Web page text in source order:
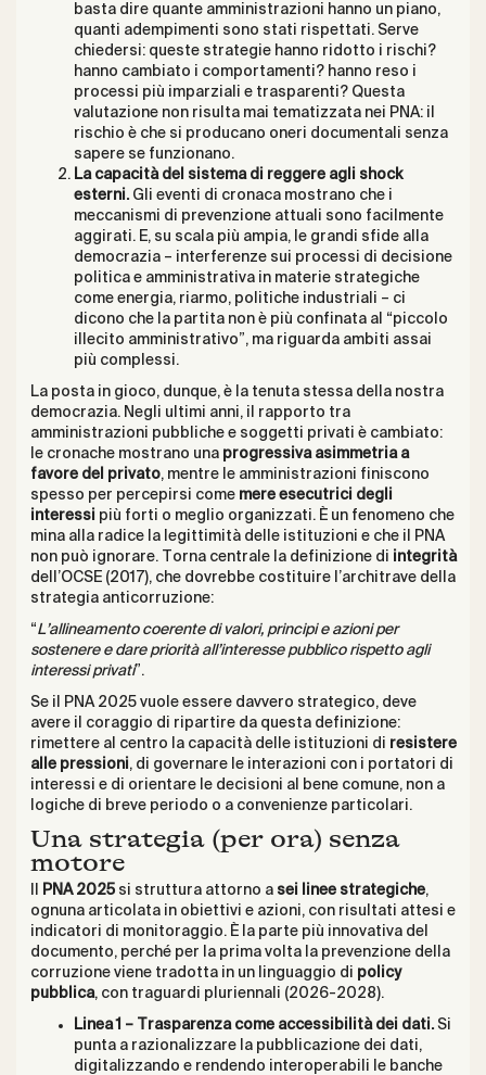
basta dire quante amministrazioni hanno un piano,
quanti adempimenti sono stati rispettati. Serve
chiedersi: queste strategie hanno ridotto i rischi?
hanno cambiato i comportamenti? hanno reso i
processi più imparziali e trasparenti? Questa
valutazione non risulta mai tematizzata nei PNA: il
rischio è che si producano oneri documentali senza
sapere se funzionano.
La capacità del sistema di reggere agli shock
esterni.Gli eventi di cronaca mostrano che i
meccanismi di prevenzione attuali sono facilmente
aggirati. E, su scala più ampia, le grandi sfide alla
democrazia – interferenze sui processi di decisione
politica e amministrativa in materie strategiche
come energia, riarmo, politiche industriali – ci
dicono che la partita non è più confinata al “piccolo
illecito amministrativo”, ma riguarda ambiti assai
più complessi.
La posta in gioco, dunque, è la tenuta stessa della nostra
democrazia. Negli ultimi anni, il rapporto tra
amministrazioni pubbliche e soggetti privati è cambiato:
le cronache mostrano una progressiva asimmetria a
favore del privato, mentre le amministrazioni finiscono
spesso per percepirsi come mere esecutrici degli
interessi più forti o meglio organizzati. È un fenomeno che
mina alla radice la legittimità delle istituzioni e che il PNA
non può ignorare. Torna centrale la definizione di integrità
dell’OCSE (2017), che dovrebbe costituire l’architrave della
strategia anticorruzione:
“L’allineamento coerente di valori, principi e azioni per
sostenere e dare priorità all’interesse pubblico rispetto agli
interessi privati”.
Se il PNA 2025 vuole essere davvero strategico, deve
avere il coraggio di ripartire da questa definizione:
rimettere al centro la capacità delle istituzioni di resistere
alle pressioni, di governare le interazioni con i portatori di
interessi e di orientare le decisioni al bene comune, non a
logiche di breve periodo o a convenienze particolari.
Una strategia (per ora) senza
motore
PNA 2025si struttura attorno a sei linee strategiche,
ognuna articolata in obiettivi e azioni, con risultati attesi e
indicatori di monitoraggio. È la parte più innovativa del
documento, perché per la prima volta la prevenzione della
corruzione viene tradotta in un linguaggio di policy
pubblica, con traguardi pluriennali (2026-2028).
Linea 1 – Trasparenza come accessibilità dei dati.Si
punta a razionalizzare la pubblicazione dei dati,
digitalizzando e rendendo interoperabili le banche